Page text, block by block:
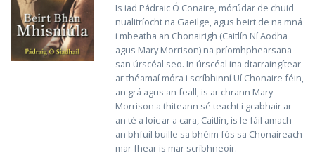
Is iad Pádraic Ó Conaire, mórúdar de chuid
nualitríocht na Gaeilge, agus beirt de na mná
i mbeatha an Chonairigh (Caitlín Ní Aodha
agus Mary Morrison) na príomhphearsana
san úrscéal seo. In úrscéal ina dtarraingítear
ar théamaí móra i scríbhinní Uí Chonaire féin,
an grá agus an feall, is ar chrann Mary
Morrison a thiteann sé teacht i gcabhair ar
an té a loic ar a cara, Caitlín, is le fáil amach
an bhfuil buille sa bhéim fós sa Chonaireach
mar fhear is mar scríbhneoir.